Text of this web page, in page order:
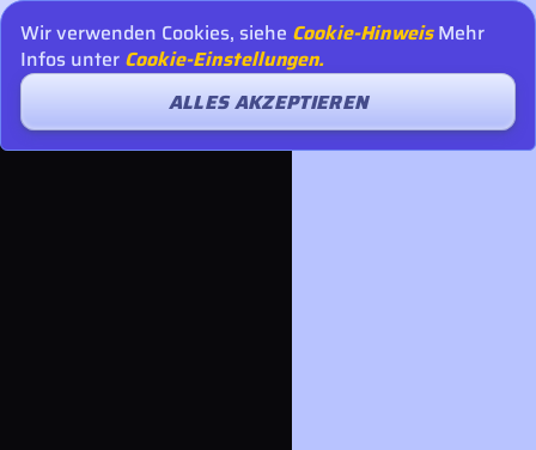
Wir verwenden Cookies, siehe Cookie-HinweisMehr
Infos unter Cookie-Einstellungen.
ALLES AKZEPTIEREN